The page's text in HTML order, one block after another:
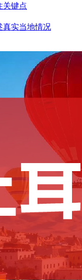
关键点
真实当地情况